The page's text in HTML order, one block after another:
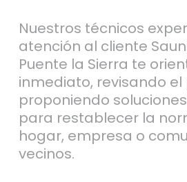
Nuestros técnicos
atención al cliente
Puente la Sierra te
inmediato, revisando
proponiendo
para restablecer la
hogar, empresa o
vecinos.